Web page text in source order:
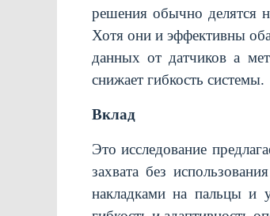
решения обычно делятся
Хотя они и эффективны
данных от датчиков а
снижает гибкость системы.
Вклад
Это исследование
захвата без
накладками на пальцы и